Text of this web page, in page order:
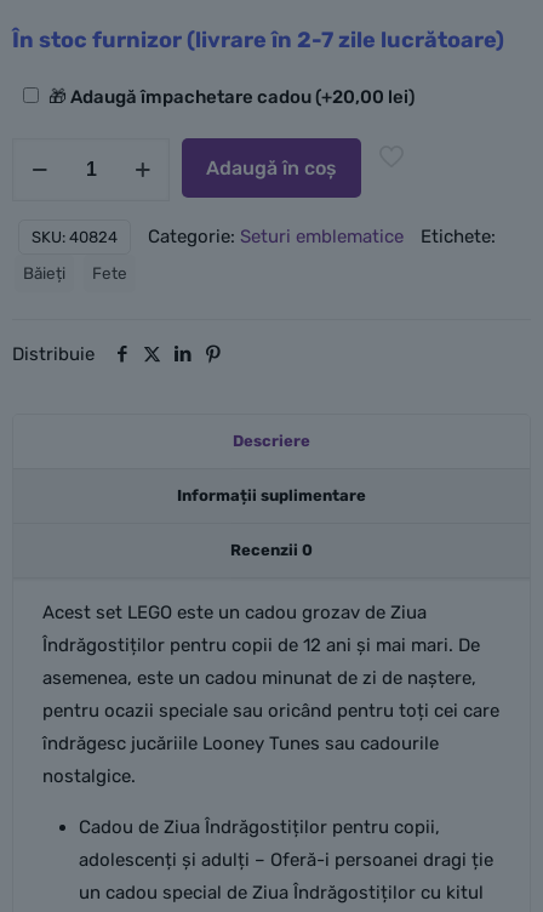
În stoc furnizor (livrare în 2-7 zile lucrătoare)
Opțiuni🎁 Adaugă împachetare cadou(+20,00 lei)
Tweety
Adaugă în coș
SKU: 40824 Categorie: Seturi emblematice Etichete:
Băieți Fete
Distribuie
Descriere
Informații suplimentare
Recenzii 0
Acest set LEGO este un cadou grozav de Ziua
Îndrăgostiților pentru copii de 12 ani și mai mari. De
asemenea, este un cadou minunat de zi de naștere,
pentru ocazii speciale sau oricând pentru toți cei care
îndrăgesc jucăriile Looney Tunes sau cadourile
nostalgice.
Cadou de Ziua Îndrăgostiților pentru copii,
adolescenți și adulți – Oferă-i persoanei dragi ție
un cadou special de Ziua Îndrăgostiților cu kitul